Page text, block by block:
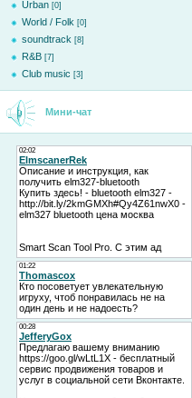
Urban [0]
World / Folk [0]
soundtrack [8]
R&B [7]
Club music [3]
Мини-чат